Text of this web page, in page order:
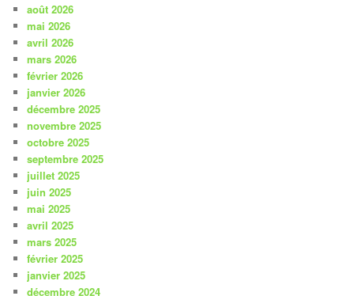
août 2026
mai 2026
avril 2026
mars 2026
février 2026
janvier 2026
décembre 2025
novembre 2025
octobre 2025
septembre 2025
juillet 2025
juin 2025
mai 2025
avril 2025
mars 2025
février 2025
janvier 2025
décembre 2024